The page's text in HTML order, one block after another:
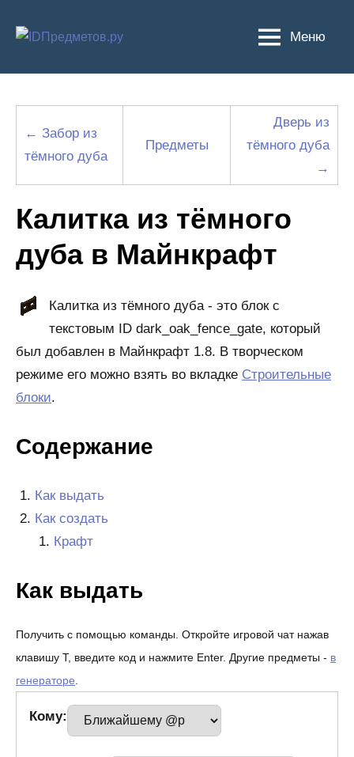
Меню
← Забор из
тёмного дуба
Предметы
Дверь из
тёмного дуба
→
Калитка из тёмного
дуба в Майнкрафт
Калитка из тёмного дуба - это блок с
текстовым ID dark_oak_fence_gate, который
был добавлен в Майнкрафт 1.8. В творческом
режиме его можно взять во вкладке Строительные
блоки.
Содержание
Как выдать
Как создать
Крафт
Как выдать
Получить с помощью команды. Откройте игровой чат нажав
клавишу T, введите код и нажмите Enter. Другие предметы - в
генераторе.
Кому: